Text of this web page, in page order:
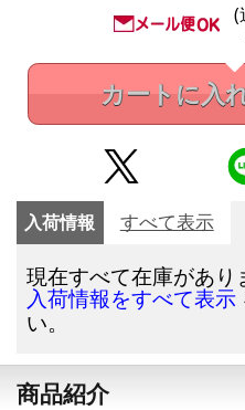
(
カートに入
入荷情報 すべて表示
現在すべて在庫があり
入荷情報をすべて表示
い。
商品紹介